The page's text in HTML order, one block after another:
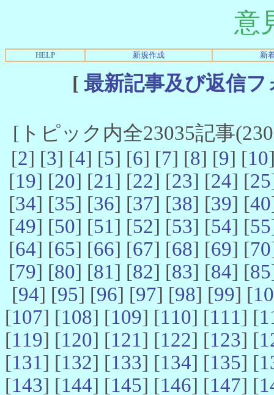
意
HELP 新規作成 新
[ 最新記事及び返信
[トピック内全23035記事
[2] [3] [4] [5] [6] [7] [8] [9] [10
[19] [20] [21] [22] [23] [24] [25
[34] [35] [36] [37] [38] [39] [40
[49] [50] [51] [52] [53] [54] [55
[64] [65] [66] [67] [68] [69] [70
[79] [80] [81] [82] [83] [84] [85
[94] [95] [96] [97] [98] [99] [
[107] [108] [109] [110] [111] [
[119] [120] [121] [122] [123] [
[131] [132] [133] [134] [135] [
[143] [144] [145] [146] [147] [